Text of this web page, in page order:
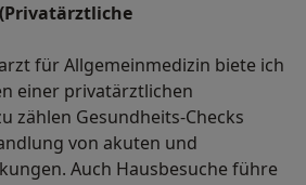
für Allgemeinmedizin biete ich
einer privatärztlichen
zählen Gesundheits-Checks
von akuten und
Auch Hausbesuche führe